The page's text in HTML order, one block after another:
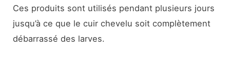
Ces produits sont utilisés pendant plusieurs jours
jusqu’à ce que le cuir chevelu soit complètement
débarrassé des larves.